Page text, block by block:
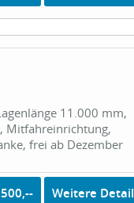
11.000 mm,
Mitfahreinrichtung,
frei ab Dezember
Weitere